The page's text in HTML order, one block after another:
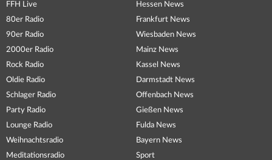
FFH Live
80er Radio
90er Radio
2000er Radio
Rock Radio
Oldie Radio
Schlager Radio
Party Radio
Lounge Radio
Weihnachtsradio
Meditationsradio
Hessen News
Frankfurt News
Wiesbaden News
Mainz News
Kassel News
Darmstadt News
Offenbach News
Gießen News
Fulda News
Bayern News
Sport